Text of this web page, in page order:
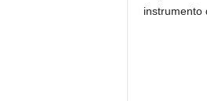
instrumento